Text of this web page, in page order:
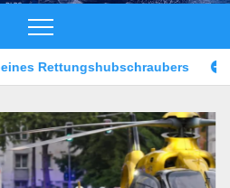
Mann vor Café angeschossen